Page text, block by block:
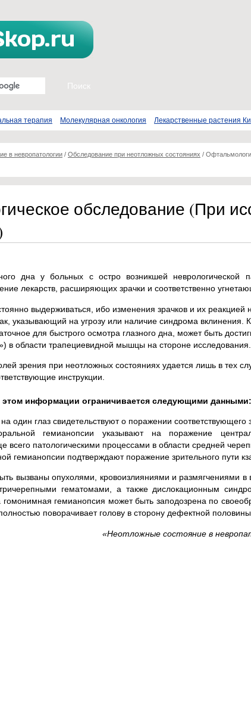
терапия Молекулярная онкология Лекарственные растения
в невропатологии / Обследование при неотложных состояниях /
обследование (При
дна у больных с остро возникшей неврологической
лекарств, расширяющих зрачки и соответственно
выдерживаться, ибо изменения зрачков и их реакцией
указывающий на угрозу или наличие синдрома вклинения.
для быстрого осмотра глазного дна, может быть
в области трапециевидной мышцы на стороне исследования.
зрения при неотложных состояниях удается лишь в тех
инструкции.
информации ограничивается следующими данными:
один глаз свидетельствуют о поражении соответствующего
гемианопсии указывают на поражение
всего патологическими процессами в области средней
гемианопсии подтверждают поражение зрительного пути
вызваны опухолями, кровоизлияниями и размягчениями в
гематомами, а также дислокационным
гемианопсия может быть заподозрена по
поворачивает голову в сторону дефектной
«Неотложные состояние в